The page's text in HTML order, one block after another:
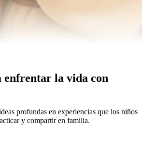
enfrentar la vida con
profundas en experiencias que los niños
y compartir en familia.